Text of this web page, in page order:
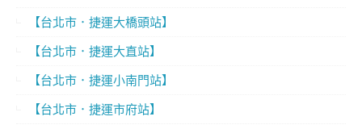
【台北市．捷運大橋頭站】
【台北市．捷運大直站】
【台北市．捷運小南門站】
【台北市．捷運市府站】